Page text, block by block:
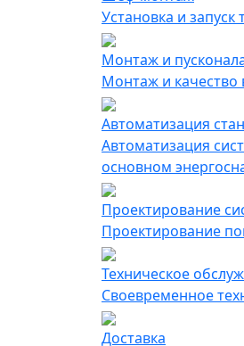
Установка и
Монтаж и
Монтаж и качество
Автоматизация
Автоматизация
основном
Проектирование
Проектирование
Техническое
Своевременное
Доставка